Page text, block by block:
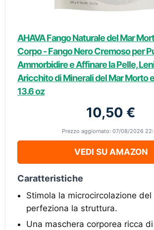
AHAVA Fango Naturale del Mar
Corpo - Fango Nero Cremoso per
Ammorbidire e Affinare la Pelle,
Aricchito di Minerali del Mar Morto
13.6 oz
10,50 €
Prezzo aggiornato: 07/08/2026
VEDI SU AMAZON
Caratteristiche
Stimola la microcircolazione del
perfeziona la struttura.
Una maschera corporea ricca